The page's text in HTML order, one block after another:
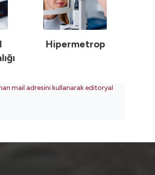
Hipermetrop
mail adresini kullanarak editoryal